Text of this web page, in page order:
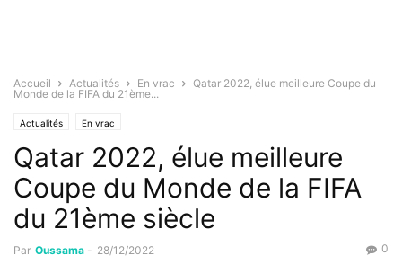
Accueil Actualités En vrac
Qatar 2022, élue meilleure Coupe du
Monde de la FIFA du 21ème...
Actualités En vrac
Qatar 2022, élue meilleure
Coupe du Monde de la FIFA
du 21ème siècle
Par Oussama - 28/12/2022 0